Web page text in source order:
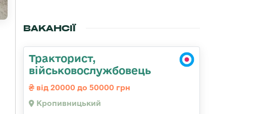
ВАКАНСІЇ
Тракторист,
військовослужбовець
від 20000 до 50000 грн
Кропивницький